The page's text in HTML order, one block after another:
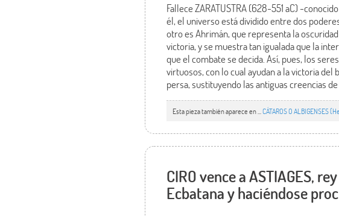
Fallece ZARATUSTRA (628-551 aC) -
él, el universo está dividido entre dos
otro es Ahrimán, que representa la
victoria, y se muestra tan igualada que la
que el combate se decida. Así, pues, los
virtuosos, con lo cual ayudan a la victoria
persa, sustituyendo las antiguas creencias
Esta pieza también aparece en ...CÁTAROS O ALBIGENSES
CIRO vence a ASTIAGES,
Ecbatana y haciéndose